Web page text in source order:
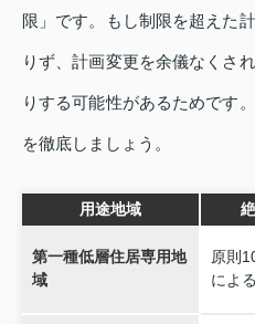
限」です。もし制限を超えた
りず、計画変更を余儀なくさ
りする可能性があるためです
を徹底しましょう。
用途地域
第一種低層住居専用地
域
原則
による